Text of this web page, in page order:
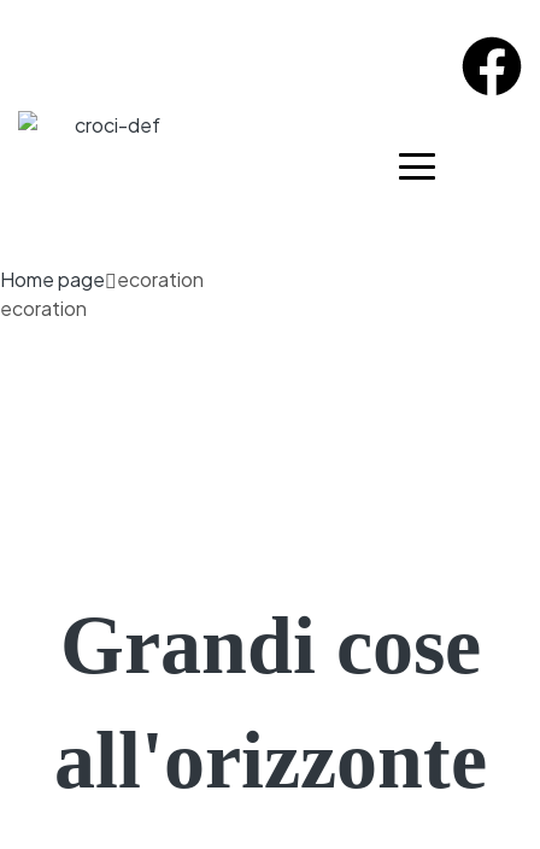
Home page ecoration
ecoration
Grandi cose
all'orizzonte